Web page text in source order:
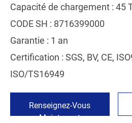
Capacité de chargement : 45
CODE SH : 8716399000
Garantie : 1 an
Certification : SGS, BV, CE,
ISO/TS16949
Renseignez-Vous
Maintenant